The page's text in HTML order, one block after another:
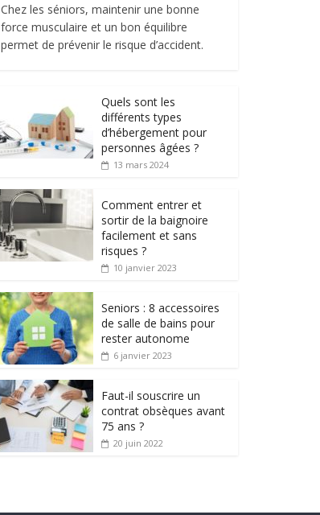
Chez les séniors, maintenir une bonne
force musculaire et un bon équilibre
permet de prévenir le risque d’accident.
Quels sont les
différents types
d’hébergement pour
personnes âgées ?
13 mars 2024
Comment entrer et
sortir de la baignoire
facilement et sans
risques ?
10 janvier 2023
Seniors : 8 accessoires
de salle de bains pour
rester autonome
6 janvier 2023
Faut-il souscrire un
contrat obsèques avant
75 ans ?
20 juin 2022